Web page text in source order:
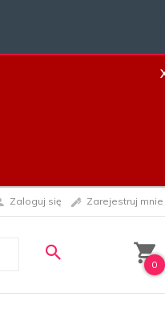
Zaloguj się Zarejestruj mnie
0